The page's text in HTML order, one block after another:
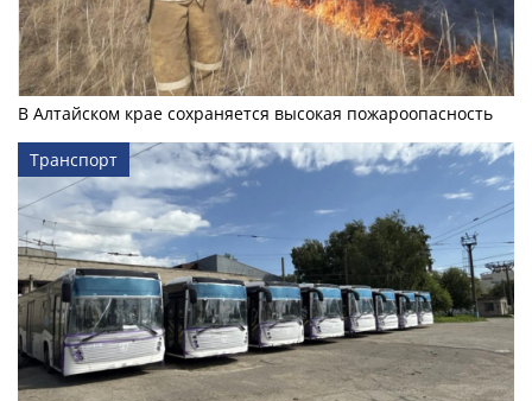
В Алтайском крае сохраняется высокая пожароопасность
Транспорт